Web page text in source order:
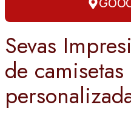
Sevas
de camisetas